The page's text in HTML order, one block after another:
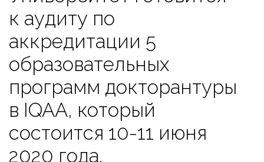
к аудиту по
аккредитации 5
образовательных
программ докторантуры
в IQAA, который
состоится 10-11 июня
2020 года.